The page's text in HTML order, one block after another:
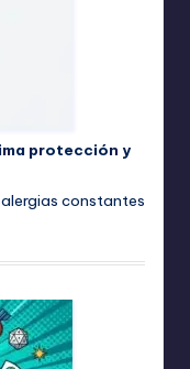
protección y
constantes